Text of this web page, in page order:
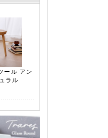
ール アン
ラル